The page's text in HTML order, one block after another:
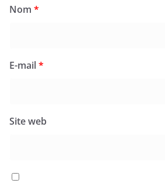
Nom *
E-mail*
Site web